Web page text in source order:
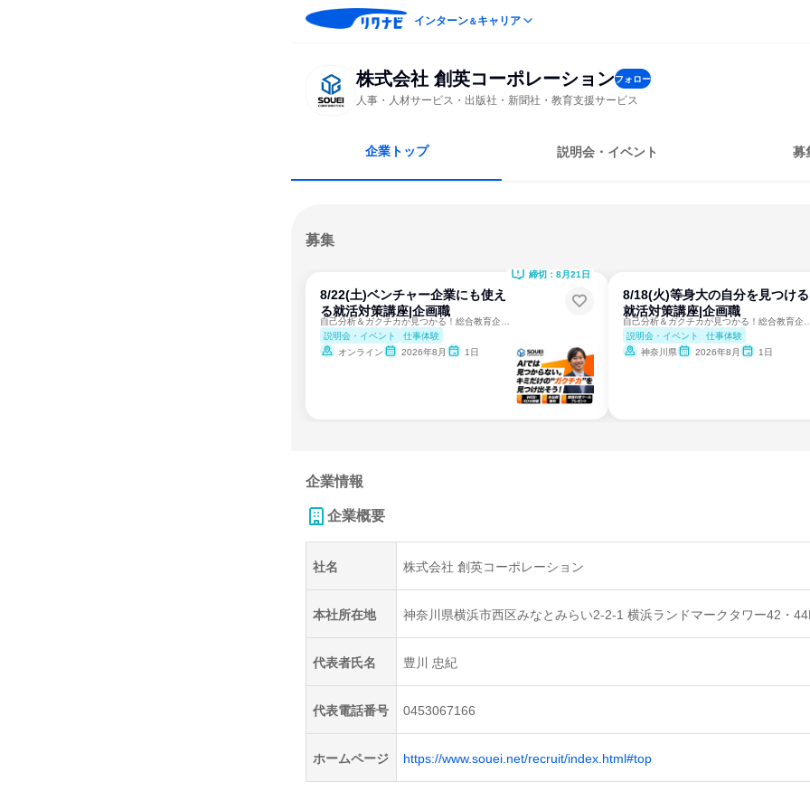
インターン＆キャリア
株式会社 創英コーポレーションフォロー
人事・人材サービス・出版社・新聞社・教育支援サービス
企業トップ 説明会・イベント 募
募集
8/22(土)ベンチャー企業にも使え
る就活対策講座|企画職
説明会・イベント
仕事体験
オンライン
2026年8月 1日
締切：8月21日
8/18(火)等身大の自分を見つけ
就活対策講座|企画職
説明会・イベント
仕事体験
神奈川県
2026年8月 1日
企業情報
企業概要
社名 株式会社 創英コーポレーション
本社所在地 神奈川県横浜市西区みなとみらい2-2-1 横浜ランドマークタワー42・
代表者氏名 豊川 忠紀
代表電話番号 0453067166
ホームページ https://www.souei.net/recruit/index.html#top